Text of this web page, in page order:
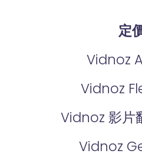
定
Vidnoz
Vidnoz
Vidnoz 影片
Vidnoz